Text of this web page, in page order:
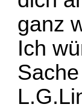
ganz
Ich